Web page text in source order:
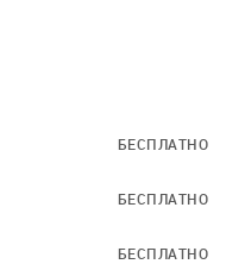
БЕСПЛАТНО
БЕСПЛАТНО
БЕСПЛАТНО